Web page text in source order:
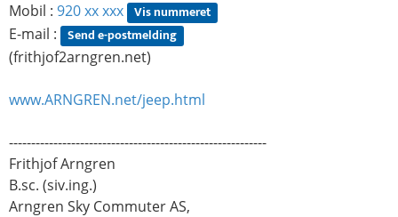
Mobil : 920 xx xxx Vis nummeret
E-mail : Send e-postmelding
(frithjof2arngren.net)
www.ARNGREN.net/jeep.html
----------------------------------------------------------
Frithjof Arngren
B.sc. (siv.ing.)
Arngren Sky Commuter AS,